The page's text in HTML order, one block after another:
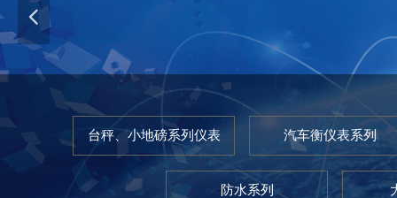
台秤、小地磅系列仪表 汽车衡仪表系列
防水系列
넳